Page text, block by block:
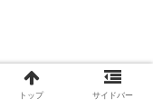
トップ サイドバー